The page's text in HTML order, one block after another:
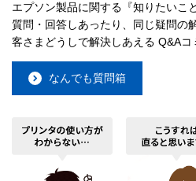
エプソン製品に関する『知りたいこ
質問・回答しあったり、同じ疑問の
客さまどうしで解決しあえる Q&Aコ
なんでも質問箱